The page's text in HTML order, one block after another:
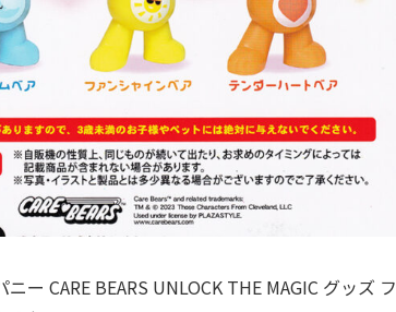
ー CARE BEARS UNLOCK THE MAGIC グッズ フ